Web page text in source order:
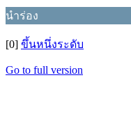
นำร่อง
[0] ขึ้นหนึ่งระดับ
Go to full version